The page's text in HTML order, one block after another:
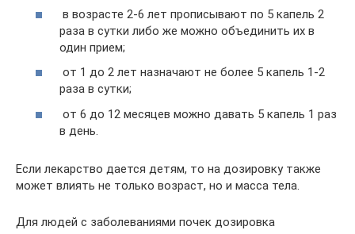
в возрасте 2-6 лет прописывают по 5 капель 2
раза в сутки либо же можно объединить их в
один прием;
от 1 до 2 лет назначают не более 5 капель 1-2
раза в сутки;
от 6 до 12 месяцев можно давать 5 капель 1 раз
в день.
Если лекарство дается детям, то на дозировку также
может влиять не только возраст, но и масса тела.
Для людей с заболеваниями почек дозировка